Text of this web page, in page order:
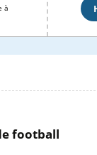
à
football